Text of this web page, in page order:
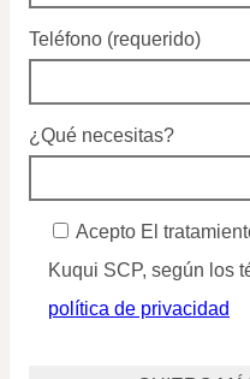
Teléfono (requerido)
¿Qué necesitas?
Acepto El
Kuqui SCP, según los
política de privacidad